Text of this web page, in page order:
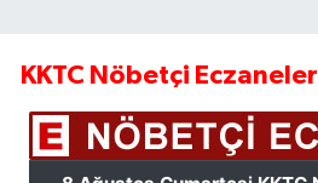
KKTC Nöbetçi Eczaneler